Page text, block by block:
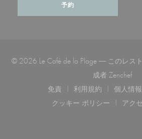
予約
© 2026 Le Café de la Plage — このレス
成者 Zenchef((
免責
利用規約 個人情
クッキー ポリシー
アク